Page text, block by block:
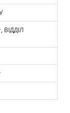
ВІДДІЛ